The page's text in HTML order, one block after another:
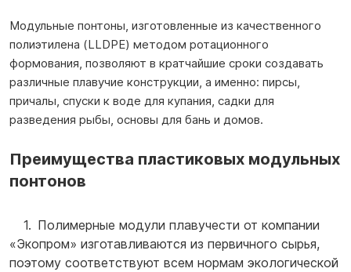
Модульные понтоны, изготовленные из качественного
полиэтилена (LLDPE) методом ротационного
формования, позволяют в кратчайшие сроки создавать
различные плавучие конструкции, а именно: пирсы,
причалы, спуски к воде для купания, садки для
разведения рыбы, основы для бань и домов.
Преимущества пластиковых модульных
понтонов
Полимерные модули плавучести от компании
«Экопром» изготавливаются из первичного сырья,
поэтому соответствуют всем нормам экологической